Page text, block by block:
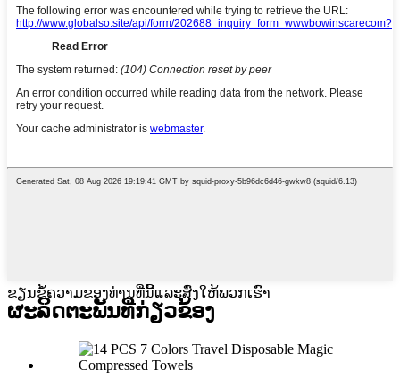
ຂຽນຂໍ້ຄວາມຂອງທ່ານທີ່ນີ້ແລະສົ່ງໃຫ້ພວກເຮົາ
ຜະລິດຕະພັນທີ່ກ່ຽວຂ້ອງ